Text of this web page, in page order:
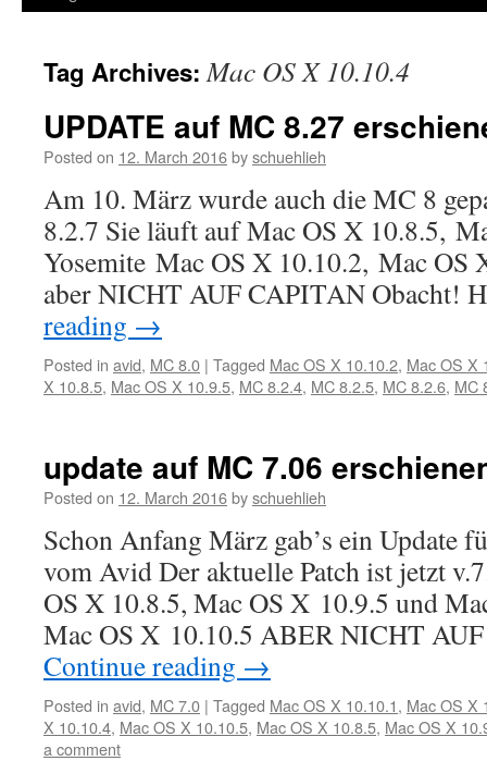
Tag Archives:Mac OS X 10.10.4
UPDATE auf MC 8.27
Posted on 12. March 2016byschuehlieh
Am 10. März wurde auch die MC 8
8.2.7 Sie läuft auf Mac OS X 10.8.5,
Yosemite Mac OS X 10.10.2, Mac OS
aber NICHT AUF CAPITAN Obacht!
reading →
Posted in avid, MC 8.0 | Tagged Mac OS X 10.10.2, Mac OS X
X 10.8.5, Mac OS X 10.9.5, MC 8.2.4, MC 8.2.5, MC 8.2.6, MC
update auf MC 7.06
Posted on 12. March 2016byschuehlieh
Schon Anfang März gab’s ein Update
vom Avid Der aktuelle Patch ist jetzt
OS X 10.8.5, Mac OS X 10.9.5 und
Mac OS X 10.10.5 ABER NICHT
Continue reading →
Posted in avid, MC 7.0 | Tagged Mac OS X 10.10.1, Mac OS X
X 10.10.4, Mac OS X 10.10.5, Mac OS X 10.8.5, Mac OS X
a comment